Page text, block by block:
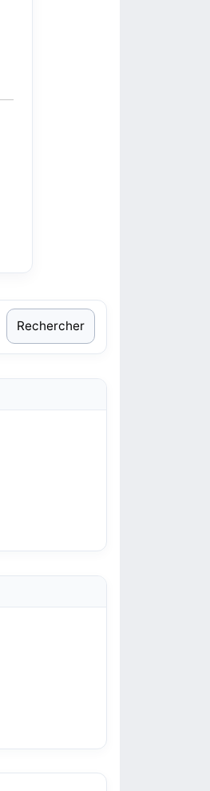
Rechercher